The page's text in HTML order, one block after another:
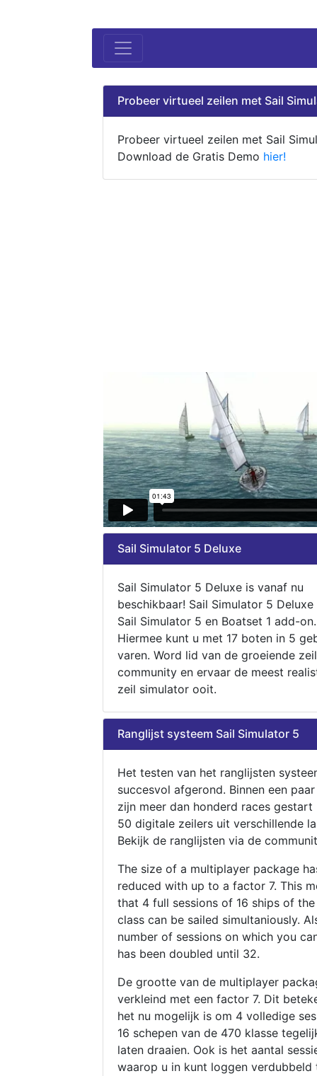
Probeer virtueel zeilen met Sail
Probeer virtueel zeilen met Sail
Download de Gratis Demo hier!
Sail Simulator 5 Deluxe
Sail Simulator 5 Deluxe is vanaf nu
beschikbaar! Sail Simulator 5
Sail Simulator 5 en Boatset 1 add-on.
Hiermee kunt u met 17 boten in 5
varen. Word lid van de groeiende zeil
community en ervaar de meest
zeil simulator ooit.
Ranglijst systeem Sail Simulator 5
Het testen van het ranglijsten
succesvol afgerond. Binnen een
zijn meer dan honderd races gestart
50 digitale zeilers uit verschillende
Bekijk de ranglijsten via de
The size of a multiplayer package
reduced with up to a factor 7. This
that 4 full sessions of 16 ships of
class can be sailed simultaniously.
number of sessions on which you
has been doubled until 32.
De grootte van de multiplayer
verkleind met een factor 7. Dit
het nu mogelijk is om 4 volledige
16 schepen van de 470 klasse
laten draaien. Ook is het aantal
waarop u in kunt loggen verdubbeld